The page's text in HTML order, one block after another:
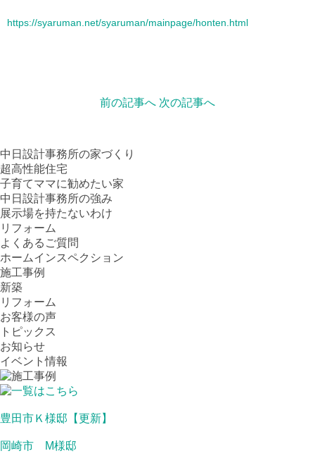
https://syaruman.net/syaruman/mainpage/honten.html
前の記事へ 次の記事へ
中日設計事務所の家づくり
超高性能住宅
子育てママに勧めたい家
中日設計事務所の強み
展示場を持たないわけ
リフォーム
よくあるご質問
ホームインスペクション
施工事例
新築
リフォーム
お客様の声
トピックス
お知らせ
イベント情報
豊田市Ｋ様邸【更新】
岡崎市 M様邸